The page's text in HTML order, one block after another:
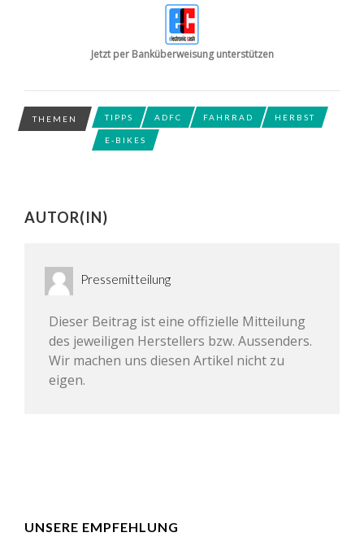
Jetzt per Banküberweisung unterstützen
THEMEN TIPPS ADFC FAHRRAD HERBST
E-BIKES
AUTOR(IN)
Pressemitteilung
Dieser Beitrag ist eine offizielle Mitteilung
des jeweiligen Herstellers bzw. Aussenders.
Wir machen uns diesen Artikel nicht zu
eigen.
UNSERE EMPFEHLUNG